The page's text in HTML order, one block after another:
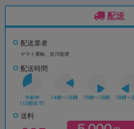
配送
配送業者
ヤマト運輸、佐川急便
配送時間
送料